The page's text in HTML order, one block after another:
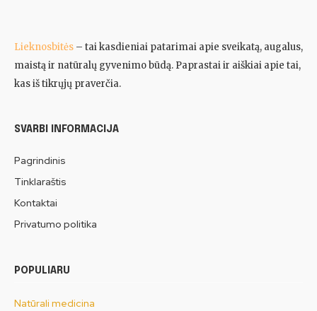
Lieknosbitės – tai kasdieniai patarimai apie sveikatą, augalus,
maistą ir natūralų gyvenimo būdą. Paprastai ir aiškiai apie tai,
kas iš tikrųjų praverčia.
SVARBI INFORMACIJA
Pagrindinis
Tinklaraštis
Kontaktai
Privatumo politika
POPULIARU
Natūrali medicina